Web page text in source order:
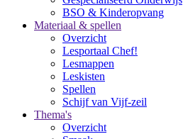
BSO & Kinderopvang
Materiaal & spellen
Overzicht
Lesportaal Chef!
Lesmappen
Leskisten
Spellen
Schijf van Vijf-zeil
Thema's
Overzicht